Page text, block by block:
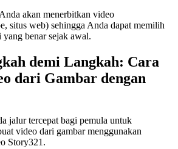
akan menerbitkan video
situs web) sehingga Anda dapat memilih
yang benar sejak awal.
demi Langkah: Cara
dari Gambar dengan
jalur tercepat bagi pemula untuk
video dari gambar menggunakan
Story321.